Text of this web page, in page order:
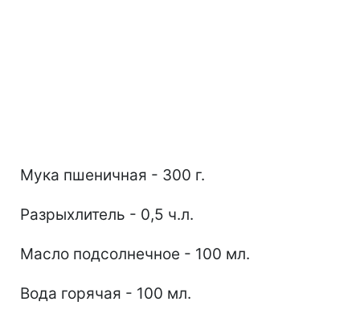
Мука пшеничная - 300 г.
Разрыхлитель - 0,5 ч.л.
Масло подсолнечное - 100 мл.
Вода горячая - 100 мл.